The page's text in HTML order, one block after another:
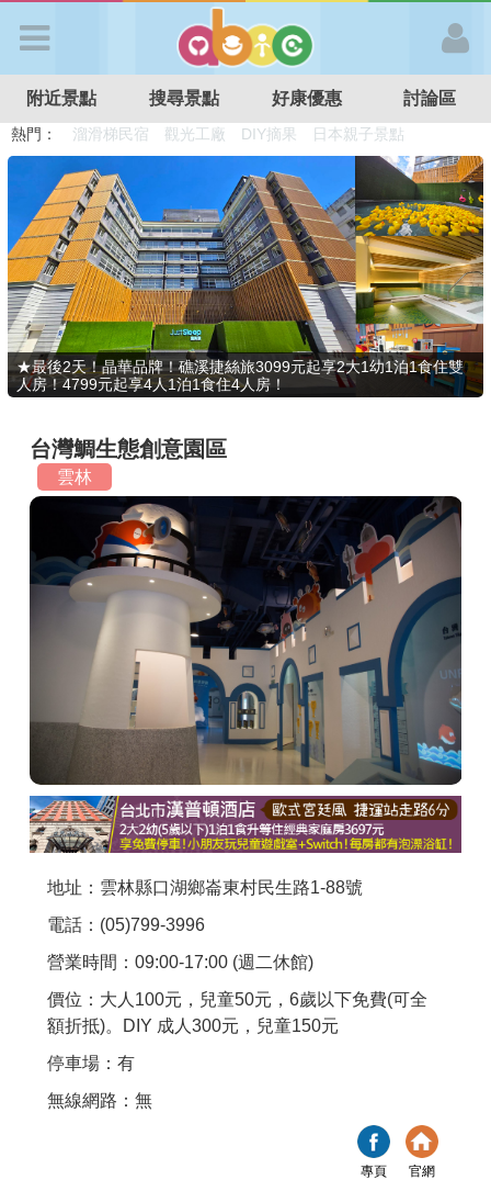
APP登入
首 頁
搜尋景點
好康優惠
最新消息
最新留言
商家合作
推薦景點
討論區
聯絡我們
APP下載
附近景點 搜尋景點 好康優惠 討論區
熱門： 溜滑梯民宿 觀光工廠 DIY摘果
日本親子景點
特色遊戲場
親子住房優惠 台北親子餐廳 溫泉泡湯SPA
★最後2天！晶華品牌！礁溪捷絲旅3099元起享2大1幼1泊1食住雙
人房！4799元起享4人1泊1食住4人房！
台灣鯛生態創意園區
雲林
地址：雲林縣口湖鄉崙東村民生路1-88號
電話：(05)799-3996
營業時間：09:00-17:00 (週二休館)
價位：大人100元，兒童50元，6歲以下免費(可全
額折抵)。DIY 成人300元，兒童150元
停車場：有
無線網路：無
專頁 官網